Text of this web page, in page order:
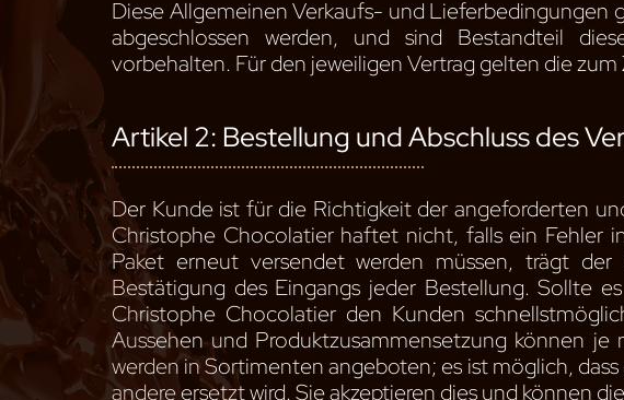
Diese Allgemeinen Verkaufs- und Lieferbedingungen
abgeschlossen werden, und sind Bestandteil
vorbehalten. Für den jeweiligen Vertrag gelten die
Artikel 2: Bestellung und Abschluss des
Der Kunde ist für die Richtigkeit der angeforderten
Christophe Chocolatier haftet nicht, falls ein Fehler
Paket erneut versendet werden müssen, trägt
Bestätigung des Eingangs jeder Bestellung. Sollte
Christophe Chocolatier den Kunden
Aussehen und Produktzusammensetzung können je
werden in Sortimenten angeboten; es ist möglich,
andere ersetzt wird. Sie akzeptieren dies und können